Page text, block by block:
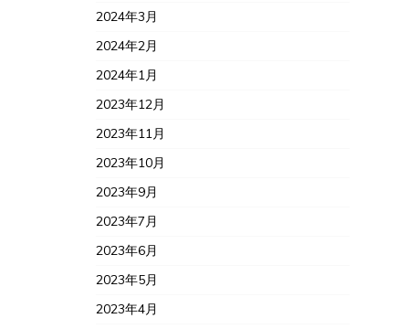
2024年3月
2024年2月
2024年1月
2023年12月
2023年11月
2023年10月
2023年9月
2023年7月
2023年6月
2023年5月
2023年4月